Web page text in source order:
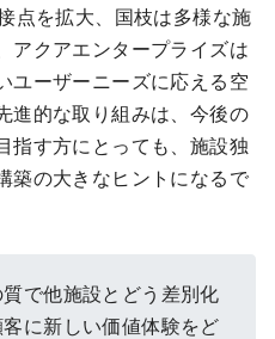
点を拡大、国枝は多様な施
アクアエンタープライズは
ユーザーニーズに応える空
進的な取り組みは、今後の
指す方にとっても、施設独
築の大きなヒントになるで
質で他施設とどう差別化
に新しい価値体験をど